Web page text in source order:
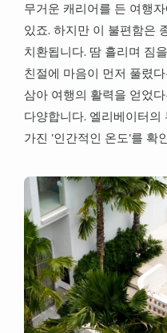
무거운 캐리어를 든 여행
있죠. 하지만 이 불편함은
치환됩니다. 땀 흘리며 짐
친절에 마음이 먼저 풀렸
삼아 여행의 활력을 얻었
다양합니다. 엘리베이터
가진 '인간적인 온도'를 확